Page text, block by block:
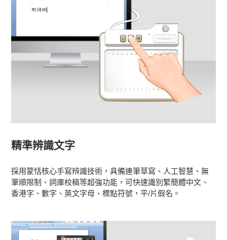
精準辨識文字
採用蒙恬核心手寫辨識技術，具備連筆草寫、人工智慧、無
筆順限制、詞庫校稿等超強功能，可快速識別繁簡體中文、
香港字、數字、英文字母、標點符號，平/片假名。